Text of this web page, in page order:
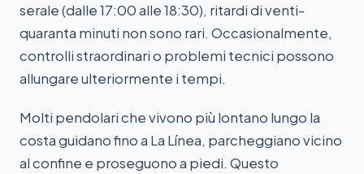
serale (dalle 17:00 alle 18:30), ritardi di venti-
quaranta minuti non sono rari. Occasionalmente,
controlli straordinari o problemi tecnici possono
allungare ulteriormente i tempi.
Molti pendolari che vivono più lontano lungo la
costa guidano fino a La Línea, parcheggiano vicino
al confine e proseguono a piedi. Questo